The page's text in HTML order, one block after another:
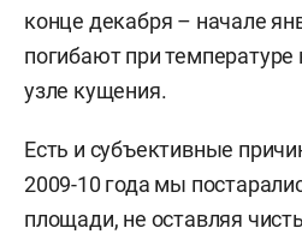
конце декабря – начале
погибают при температуре
узле кущения.
Есть и субъективные
2009-10 года мы
площади, не оставляя